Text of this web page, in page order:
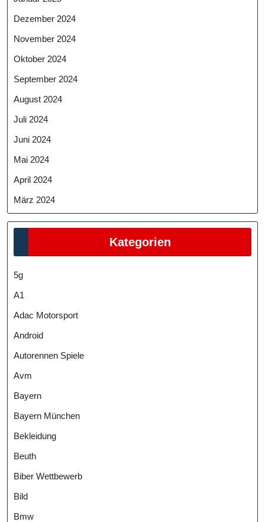
Dezember 2024
November 2024
Oktober 2024
September 2024
August 2024
Juli 2024
Juni 2024
Mai 2024
April 2024
März 2024
Kategorien
5g
A1
Adac Motorsport
Android
Autorennen Spiele
Avm
Bayern
Bayern München
Bekleidung
Beuth
Biber Wettbewerb
Bild
Bmw